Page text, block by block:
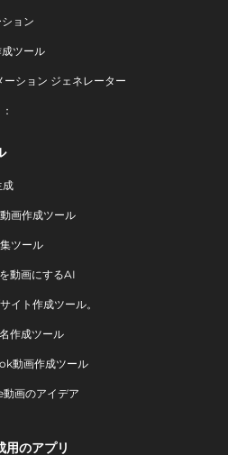
ョン
ツール
ーション ジェネレーター
成
画作成ツール
ツール
動画にするAI
イト作成ツール。
作成ツール
動画作成ツール
画のアイデア
用のアプリ